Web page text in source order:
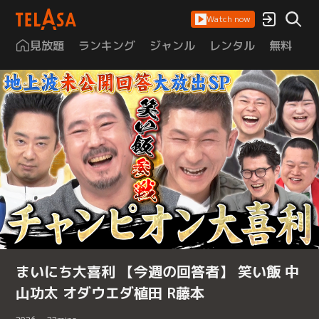
Watch now
見放題 ランキング ジャンル レンタル 無料
まいにち大喜利 【今週の回答者】 笑い飯 中
山功太 オダウエダ植田 R藤本